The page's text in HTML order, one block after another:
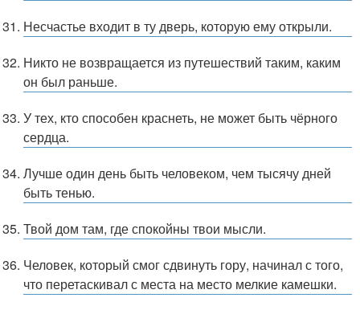
Несчастье входит в ту дверь, которую ему открыли.
Никто не возвращается из путешествий таким, каким
он был раньше.
У тех, кто способен краснеть, не может быть чёрного
сердца.
Лучше один день быть человеком, чем тысячу дней
быть тенью.
Твой дом там, где спокойны твои мысли.
Человек, который смог сдвинуть гору, начинал с того,
что перетаскивал с места на место мелкие камешки.